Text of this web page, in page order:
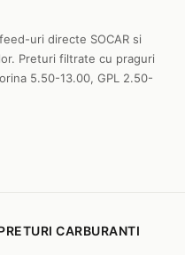
uri directe SOCAR si
Preturi filtrate cu praguri
5.50-13.00, GPL 2.50-
CARBURANTI